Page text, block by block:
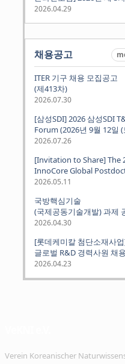
정기모임 (5월 12일 화요일
2026.04.29
채용공고
ITER 기구 채용 모집공고
(제413차)
2026.07.30
[삼성SDI] 2026 삼성SDI
Forum (2026년 9월 12일
뮌헨 개최)
2026.07.26
[Invitation to Share] The
InnoCore Global
Job Fair: Meet Korea's 4
Institutes
2026.05.11
국방핵심기술
(국제공동기술개발) 과제
안내 (~2026.06.26)
2026.04.30
[롯데케미칼 첨단소재사
글로벌 R&D 경력사원 채용
(~2026. 5.5)
2026.04.23
Verein Koreanischer